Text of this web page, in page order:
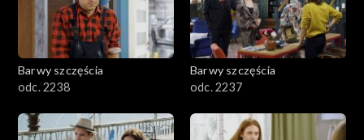
Barwy szczęścia
odc. 2238
Barwy szczęścia
odc. 2237